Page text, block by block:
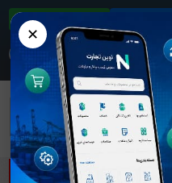
✕
دانلود اپلیکیشن
ماشین آلات و دستگاه‌های برقی